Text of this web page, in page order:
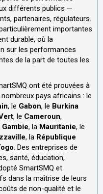
différents publics —
partenaires, régulateurs.
importantes
durable, où la
sur les performances
de la part de toutes les
ont été prouvées à
pays africains : le
, le Gabon, le Burkina
, le Cameroun,
Gambie, la Mauritanie, le
, la République
. Des entreprises de
santé, éducation,
SmartSMQ et
dans la maîtrise de leurs
de non-qualité et le